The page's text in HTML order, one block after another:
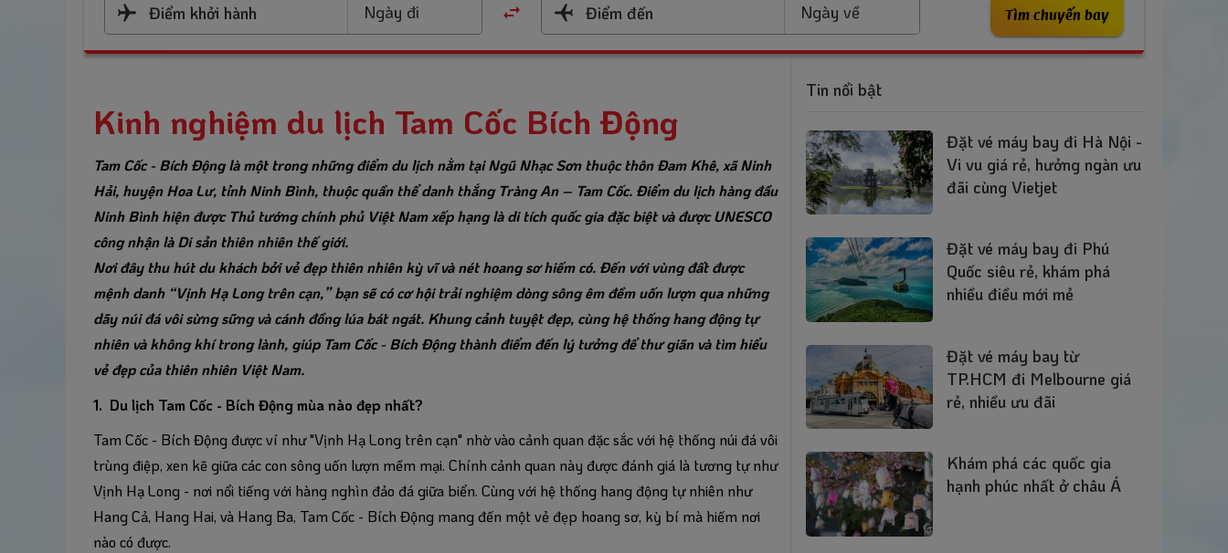
Điểm khởi hành Ngày đi Điểm đến Ngày về Tìm chuyến bay
Kinh nghiệm du lịch Tam Cốc Bích Động
Tam Cốc - Bích Động là một trong những điểm du lịch nằm tại Ngũ Nhạc Sơn thuộc thôn Đam Khê, xã Ninh
Hải, huyện Hoa Lư, tỉnh Ninh Bình, thuộc quần thể danh thắng Tràng An – Tam Cốc. Điểm du lịch hàng đầu
Ninh Bình hiện được Thủ tướng chính phủ Việt Nam xếp hạng là di tích quốc gia đặc biệt và được UNESCO
công nhận là Di sản thiên nhiên thế giới.
Nơi đây thu hút du khách bởi vẻ đẹp thiên nhiên kỳ vĩ và nét hoang sơ hiếm có. Đến với vùng đất được
mệnh danh “Vịnh Hạ Long trên cạn,” bạn sẽ có cơ hội trải nghiệm dòng sông êm đềm uốn lượn qua những
dãy núi đá vôi sừng sững và cánh đồng lúa bát ngát. Khung cảnh tuyệt đẹp, cùng hệ thống hang động tự
nhiên và không khí trong lành, giúp Tam Cốc - Bích Động thành điểm đến lý tưởng để thư giãn và tìm hiểu
vẻ đẹp của thiên nhiên Việt Nam.
1. Du lịch Tam Cốc - Bích Động mùa nào đẹp nhất?
Tam Cốc - Bích Động được ví như "Vịnh Hạ Long trên cạn" nhờ vào cảnh quan đặc sắc với hệ thống núi đá vôi
trùng điệp, xen kẽ giữa các con sông uốn lượn mềm mại. Chính cảnh quan này được đánh giá là tương tự như
Vịnh Hạ Long - nơi nổi tiếng với hàng nghìn đảo đá giữa biển. Cùng với hệ thống hang động tự nhiên như
Hang Cả, Hang Hai, và Hang Ba, Tam Cốc - Bích Động mang đến một vẻ đẹp hoang sơ, kỳ bí mà hiếm nơi
nào có được.
Tin nổi bật
Đặt vé máy bay đi Hà Nội -
Vi vu giá rẻ, hưởng ngàn ưu
đãi cùng Vietjet
Đặt vé máy bay đi Phú
Quốc siêu rẻ, khám phá
nhiều điều mới mẻ
Đặt vé máy bay từ
TP.HCM đi Melbourne giá
rẻ, nhiều ưu đãi
Khám phá các quốc gia
hạnh phúc nhất ở châu Á